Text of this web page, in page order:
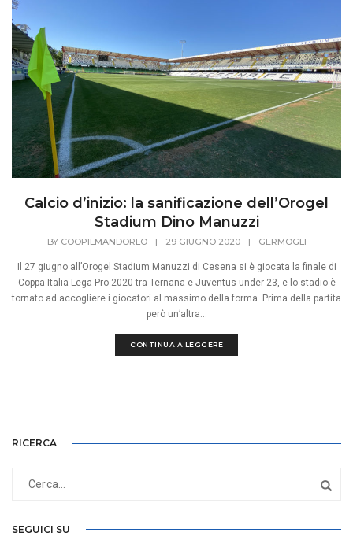
Calcio d’inizio: la sanificazione dell’Orogel
Stadium Dino Manuzzi
BY COOPILMANDORLO | 29 GIUGNO 2020 | GERMOGLI
Il 27 giugno all’Orogel Stadium Manuzzi di Cesena si è giocata la finale di
Coppa Italia Lega Pro 2020 tra Ternana e Juventus under 23, e lo stadio è
tornato ad accogliere i giocatori al massimo della forma. Prima della partita
però un’altra...
CONTINUA A LEGGERE
RICERCA
SEGUICI SU